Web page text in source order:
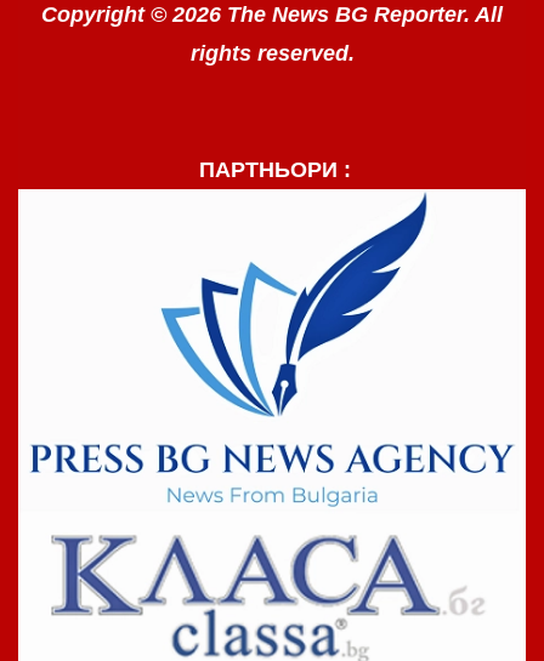
Copyright © 2026 The News BG Reporter. All
rights reserved.
ПАРТНЬОРИ :